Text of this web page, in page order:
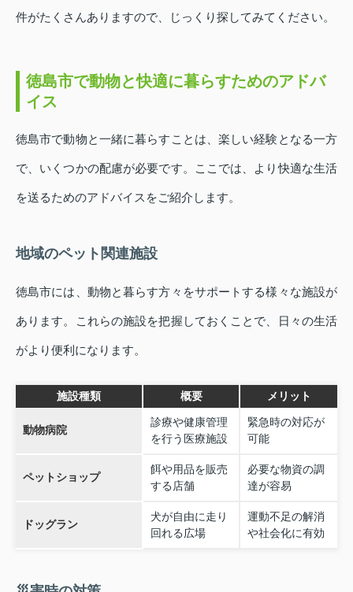
件がたくさんありますので、じっくり探してみてください。
徳島市で動物と快適に暮らすためのアドバ
イス
徳島市で動物と一緒に暮らすことは、楽しい経験となる一方
で、いくつかの配慮が必要です。ここでは、より快適な生活
を送るためのアドバイスをご紹介します。
地域のペット関連施設
徳島市には、動物と暮らす方々をサポートする様々な施設が
あります。これらの施設を把握しておくことで、日々の生活
がより便利になります。
施設種類 概要 メリット
動物病院
診療や健康管理
を行う医療施設
緊急時の対応が
可能
ペットショップ
餌や用品を販売
する店舗
必要な物資の調
達が容易
ドッグラン
犬が自由に走り
回れる広場
運動不足の解消
や社会化に有効